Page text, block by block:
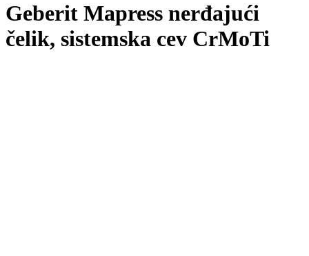
Geberit Mapress nerđajući
čelik, sistemska cev CrMoTi